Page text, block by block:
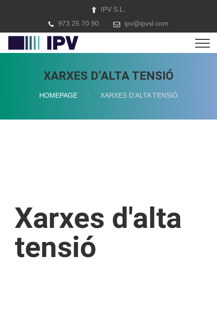
IPV S.L.
973 25 70 90
ipv@ipvsl.com
XARXES D’ALTA TENSIÓ
HOMEPAGE XARXES D’ALTA TENSIÓ
Xarxes d'alta
tensió